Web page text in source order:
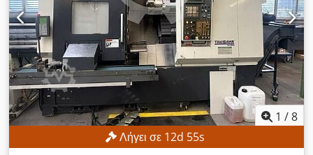
πρότυπο DIN 69893 Αριθμός θέσεων στο μαγαζί εργαλείων
(μαγαζί δίσκων): 36 ΛΕΠΤΟΜΕΡΕΙΕΣ ΜΗΧΑΝΗΜΑΤΟΣ
Σύστημα ελέγχου: HEIDENHAIN Plus iT με Turn Plus
1 /8
Λήγει σε 12d 53s